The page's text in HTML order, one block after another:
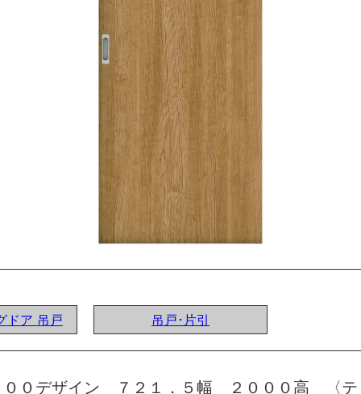
ドア 吊戸 吊戸･片引
デザイン ７２１．５幅 ２０００高 〈